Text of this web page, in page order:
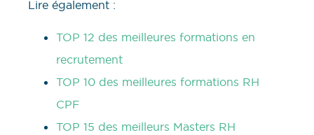
Lire également :
TOP 12 des meilleures formations en
recrutement
TOP 10 des meilleures formations RH
CPF
TOP 15 des meilleurs Masters RH